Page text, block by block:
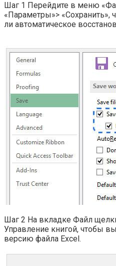
Шаг 1 Перейдите в меню
«Параметры»> «Сохранить»,
ли автоматическое
Шаг 2 На вкладке Файл
Управление книгой, чтобы
версию файла Excel.